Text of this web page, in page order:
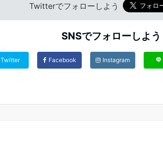
Twitterでフォローしよう
SNSでフォローしよう
Twitter Facebook Instagram